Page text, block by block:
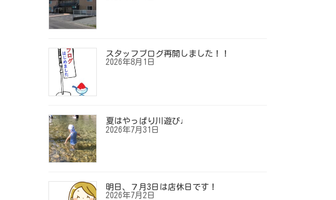
スタッフブログ再開しました！！
2026年8月1日
夏はやっぱり川遊び♩
2026年7月31日
明日、７月3日は店休日です！
2026年7月2日